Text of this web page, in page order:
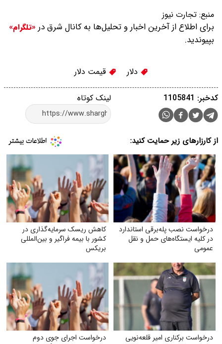
منبع: تجارت نیوز
برای اطلاع از آخرین اخبار و تحلیل‌ها به کانال شرق در «تلگرام»
بپیوندید.
دلار قیمت دلار
لینک کوتاه کدخبر: 1105841
از کارزارهای زیر حمایت کنید:
درخواست نصب پله‌برقی استاندارد
در کلیه ایستگاه‌های حمل‌ و نقل
عمومی
کاهش ریسک سرمایه‌گذاری در
کشور با بیمه فراگیر و بین‌المللی
بریکس
درخواست برکناری امیر قلعه‌نویی
درخواست اجرای جوی دوم